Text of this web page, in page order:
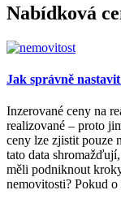
Nabídková
Jak správně
Inzerované ceny na
realizované – proto
ceny lze zjistit pouze
tato data
měli podniknout
nemovitosti? Pokud